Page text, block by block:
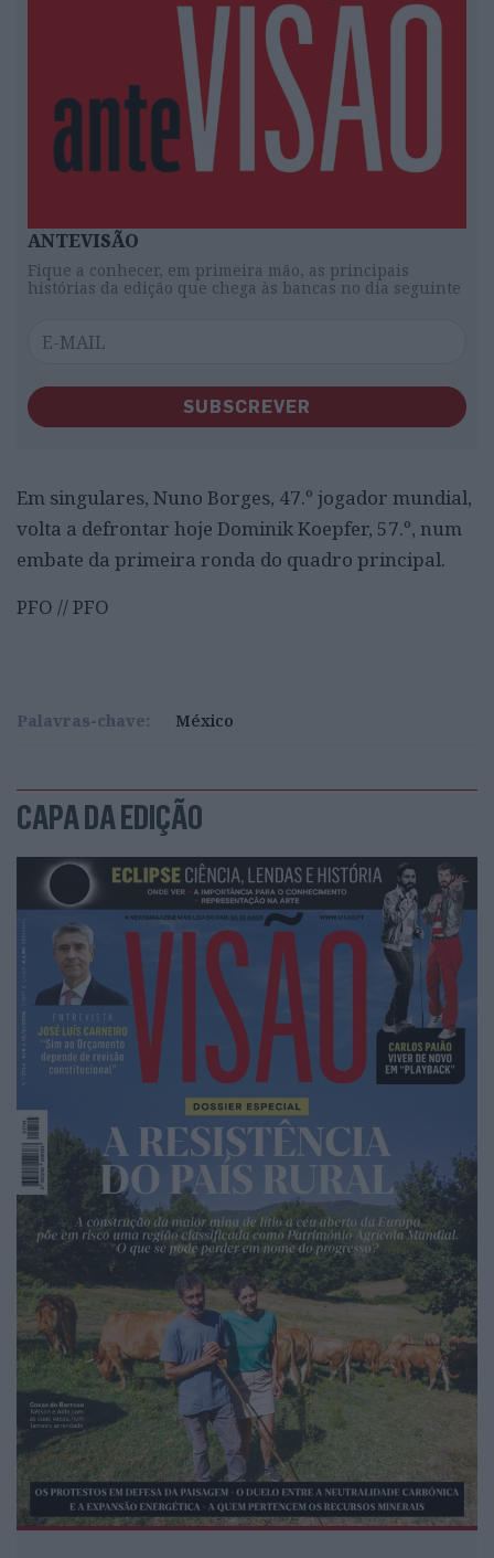
ANTEVISÃO
Fique a conhecer, em primeira mão, as principais
histórias da edição que chega às bancas no dia seguinte
SUBSCREVER
Em singulares, Nuno Borges, 47.º jogador mundial,
volta a defrontar hoje Dominik Koepfer, 57.º, num
embate da primeira ronda do quadro principal.
PFO // PFO
Palavras-chave: México
CAPA DA EDIÇÃO